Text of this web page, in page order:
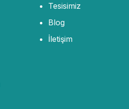
Tesisimiz
Blog
İletişim